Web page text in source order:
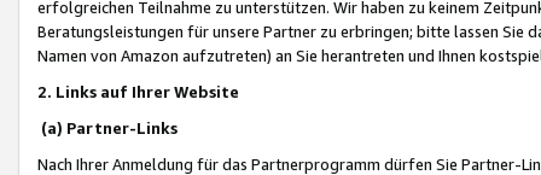
erfolgreichen Teilnahme zu unterstützen. Wir haben zu keinem
Beratungsleistungen für unsere Partner zu erbringen; bitte lassen Sie
Namen von Amazon aufzutreten) an Sie herantreten und Ihnen
2. Links auf Ihrer Website
(a) Partner-Links
Nach Ihrer Anmeldung für das Partnerprogramm dürfen Sie Partner-